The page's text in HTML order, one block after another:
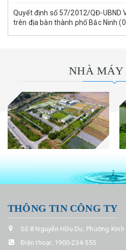
Quyết định số 57/2012/QĐ-UBND
trên địa bàn thành phố Bắc Ninh
NHÀ MÁY
THÔNG TIN CÔNG TY
Số 8 Nguyễn Hữu Du, Phường
Điện thoại: 1900-234-555